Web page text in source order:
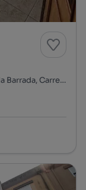
Avenida das Descobertas - Urbanização da Barrada, Carregado e Cadafais, Alenquer, Lisboa